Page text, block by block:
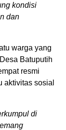
kondisi
dan
warga yang
Batuputih
resmi
aktivitas sosial
di